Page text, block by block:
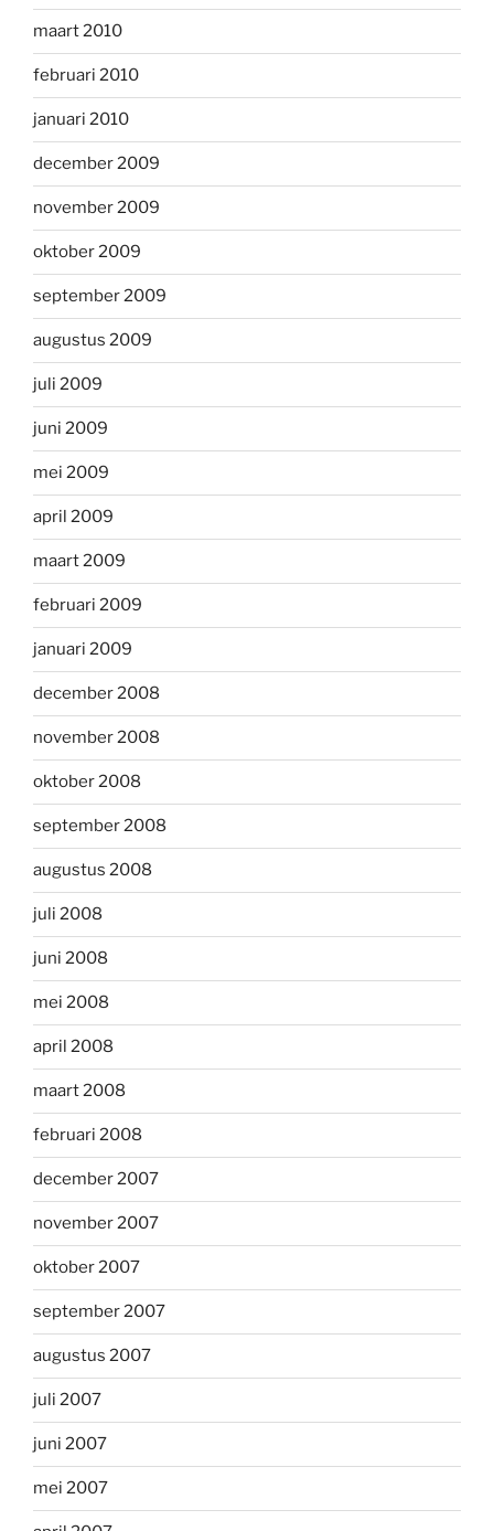
maart 2010
februari 2010
januari 2010
december 2009
november 2009
oktober 2009
september 2009
augustus 2009
juli 2009
juni 2009
mei 2009
april 2009
maart 2009
februari 2009
januari 2009
december 2008
november 2008
oktober 2008
september 2008
augustus 2008
juli 2008
juni 2008
mei 2008
april 2008
maart 2008
februari 2008
december 2007
november 2007
oktober 2007
september 2007
augustus 2007
juli 2007
juni 2007
mei 2007